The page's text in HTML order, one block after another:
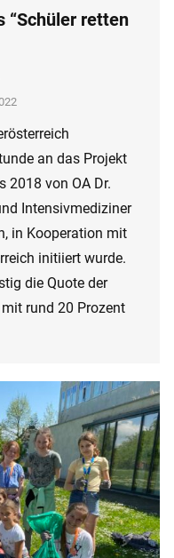
“Schüler retten
an das Projekt
2018 von OA Dr.
Intensivmediziner
in Kooperation mit
initiiert wurde.
die Quote der
rund 20 Prozent